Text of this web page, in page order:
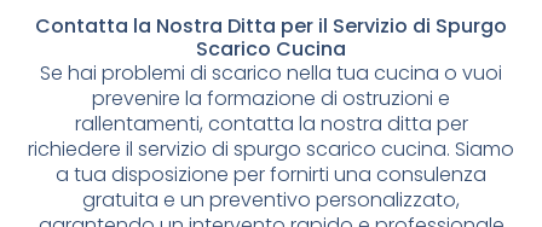
Contatta la Nostra Ditta per il Servizio di Spurgo
Scarico Cucina
Se hai problemi di scarico nella tua cucina o vuoi
prevenire la formazione di ostruzioni e
rallentamenti, contatta la nostra ditta per
richiedere il servizio di spurgo scarico cucina. Siamo
a tua disposizione per fornirti una consulenza
gratuita e un preventivo personalizzato,